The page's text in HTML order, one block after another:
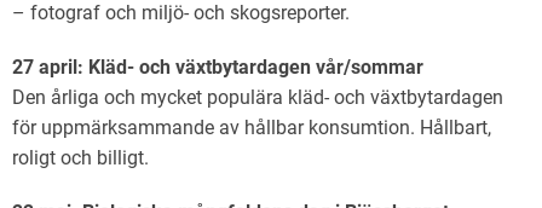
– fotograf och miljö- och skogsreporter.
27 april: Kläd- och växtbytardagen vår/sommar
Den årliga och mycket populära kläd- och växtbytardagen
för uppmärksammande av hållbar konsumtion. Hållbart,
roligt och billigt.